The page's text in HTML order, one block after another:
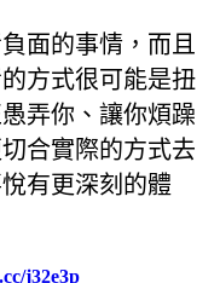
面的事情，而且
方式很可能是扭
弄你、讓你煩躁
合實際的方式去
有更深刻的體
j32e3p